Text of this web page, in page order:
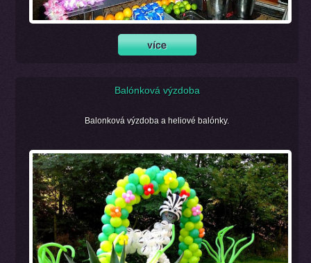
Balónková výzdoba
Balonková výzdoba a heliové balónky.